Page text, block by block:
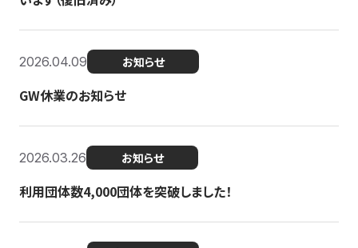
2026.04.09 お知らせ
GW休業のお知らせ
2026.03.26 お知らせ
利用団体数4,000団体を突破しました！